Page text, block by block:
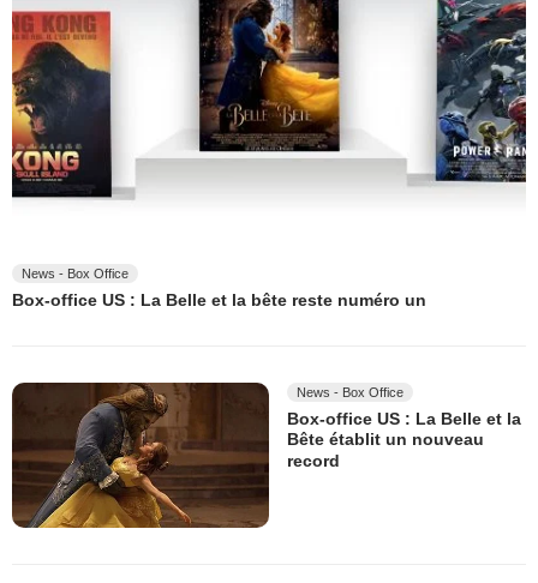
News - Box Office
Box-office US : La Belle et la bête reste numéro un
News - Box Office
Box-office US : La Belle et la
Bête établit un nouveau
record